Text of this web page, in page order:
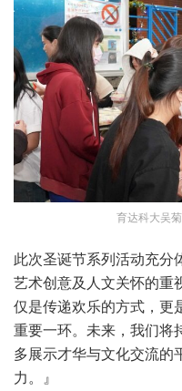
育达科大吴
此次圣诞节系列活动充分
艺术创意及人文关怀的重
仅是传递欢乐的方式，更
重要一环。未来，我们将
多展示才华与文化交流的
力。』